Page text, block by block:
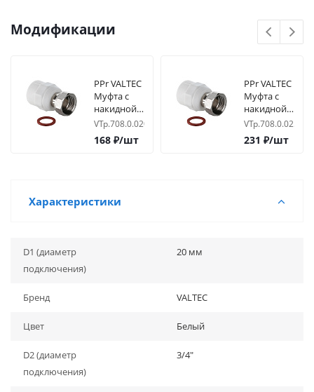
Модификации
PPr VALTEC
Муфта c
накидной
гайкой
20х1/2
VTp.708.0.02004
168 ₽/шт
PPr VALTEC
Муфта c
накидной
гайкой
25х3/4
VTp.708.0.02505
231 ₽/шт
Характеристики
D1 (диаметр
подключения)
20 мм
Бренд VALTEC
Цвет Белый
D2 (диаметр
подключения)
3/4"